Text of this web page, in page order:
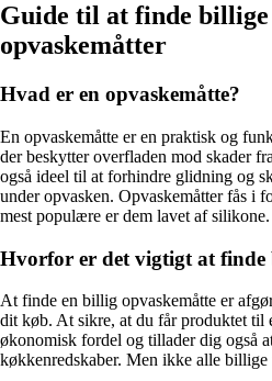
Guide til at finde billige
opvaskemåtter
Hvad er en opvaskemåtte?
En opvaskemåtte er en praktisk og
der beskytter overfladen mod skader
også ideel til at forhindre glidning og
under opvasken. Opvaskemåtter fås i
mest populære er dem lavet af silikone.
Hvorfor er det vigtigt at
At finde en billig opvaskemåtte er
dit køb. At sikre, at du får produktet til
økonomisk fordel og tillader dig også
køkkenredskaber. Men ikke alle